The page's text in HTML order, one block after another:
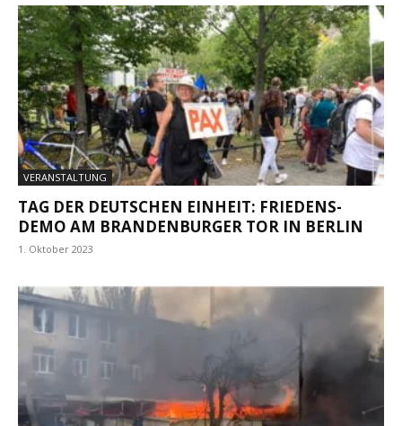
VERANSTALTUNG
TAG DER DEUTSCHEN EINHEIT: FRIEDENS-
DEMO AM BRANDENBURGER TOR IN BERLIN
1. Oktober 2023